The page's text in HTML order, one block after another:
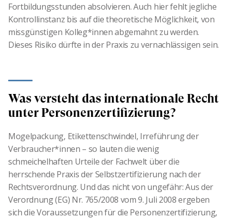
Fortbildungsstunden absolvieren. Auch hier fehlt jegliche
Kontrollinstanz bis auf die theoretische Möglichkeit, von
missgünstigen Kolleg*innen abgemahnt zu werden.
Dieses Risiko dürfte in der Praxis zu vernachlässigen sein.
Was versteht das internationale Recht
unter Personenzertifizierung?
Mogelpackung, Etikettenschwindel, Irreführung der
Verbraucher*innen – so lauten die wenig
schmeichelhaften Urteile der Fachwelt über die
herrschende Praxis der Selbstzertifizierung nach der
Rechtsverordnung. Und das nicht von ungefähr: Aus der
Verordnung (EG) Nr. 765/2008 vom 9. Juli 2008 ergeben
sich die Voraussetzungen für die Personenzertifizierung,